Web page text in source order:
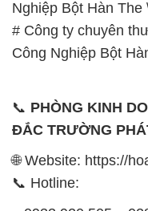
📞PHÒNG KINH
ĐẮC TRƯỜNG
🌐 Website: https://
– 0933.920.505 –
028.3756.1841-